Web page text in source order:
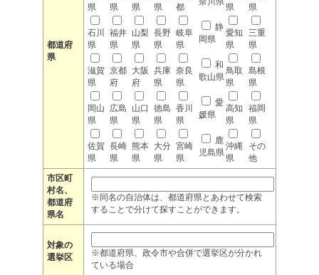
都道府
県
県
県
県
県
都
県
県
石川
県
福井
県
山梨
県
長野
県
岐阜
県
静
岡県
愛知
県
三重
県
滋賀
県
京都
府
大阪
府
兵庫
県
奈良
県
和
歌山県
鳥取
県
島根
県
岡山
県
広島
県
山口
県
徳島
県
香川
県
愛
媛県
高知
県
福岡
県
佐賀
県
長崎
県
熊本
県
大分
県
宮崎
県
鹿
児島県
沖縄
県
その
他
市区町
村名、
都道府
県名
※同名の自治体は、都道府県とあわせて検索
することで分けて探すことができます。
対象の
選挙区
※都道府県、政令市や合併で選挙区が分かれ
ている場合